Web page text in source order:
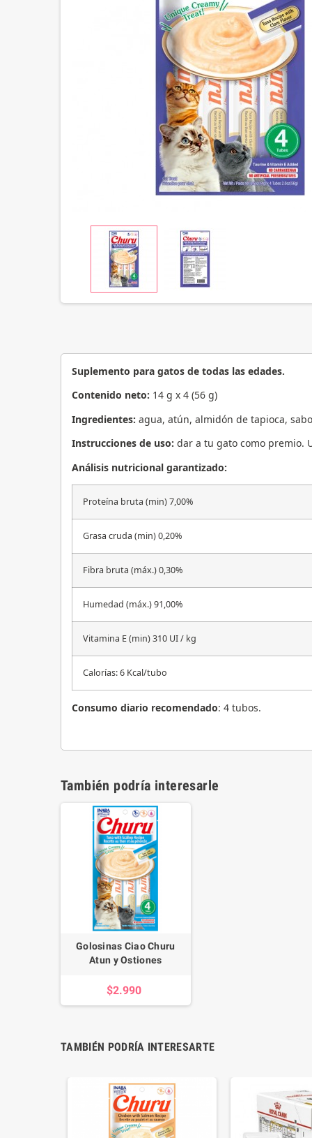
Suplemento para gatos de todas las edades.
Contenido neto: 14 g x 4 (56 g)
Ingredientes: agua, atún, almidón de tapioca,
Instrucciones de uso: dar a tu gato como premio.
Análisis nutricional garantizado:
Proteína bruta (min) 7,00%
Grasa cruda (min) 0,20%
Fibra bruta (máx.) 0,30%
Humedad (máx.) 91,00%
Vitamina E (min) 310 UI / kg
Calorías: 6 Kcal/tubo
Consumo diario recomendado: 4 tubos.
También podría interesarle
Golosinas Ciao Churu
Atun y Ostiones
$2.990
TAMBIÉN PODRÍA INTERESARTE